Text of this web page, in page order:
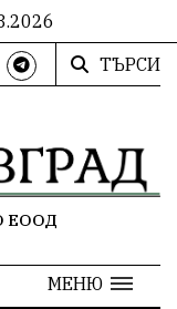
ТЪРСИ
ЕООД
МЕНЮ